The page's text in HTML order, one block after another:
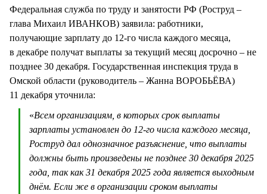
Федеральная служба по труду и занятости РФ (Роструд –
глава Михаил ИВАНКОВ) заявила: работники,
получающие зарплату до 12-го числа каждого месяца,
в декабре получат выплаты за текущий месяц досрочно – не
позднее 30 декабря. Государственная инспекция труда в
Омской области (руководитель – Жанна ВОРОБЬЁВА)
11 декабря уточнила:
«Всем организациям, в которых срок выплаты
зарплаты установлен до 12-го числа каждого месяца,
Роструд дал однозначное разъяснение, что выплаты
должны быть произведены не позднее 30 декабря 2025
года, так как 31 декабря 2025 года является выходным
днём. Если же в организации сроком выплаты